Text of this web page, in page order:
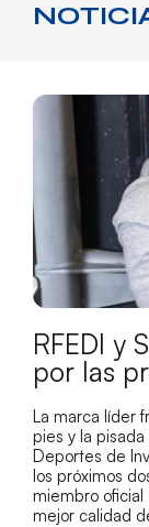
RFEDI y
por las
La marca líder
pies y la pisada
Deportes de
los próximos
miembro oficial
mejor calidad